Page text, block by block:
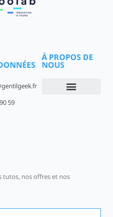
59
À PROPOS DE
NOUS
tutos, nos offres et nos